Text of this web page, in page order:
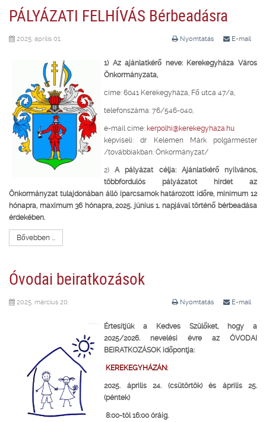
PÁLYÁZATI FELHÍVÁS Bérbeadásra
Nyomtatás E-mail
2025. április 01.
1) Az ajánlatkérő neve: Kerekegyháza Város
Önkormányzata,
címe: 6041 Kerekegyháza, Fő utca 47/a,
telefonszáma: 76/546-040,
e-mail címe: kerpolhi@kerekegyhaza.hu
képviseli: dr Kelemen Márk polgármester
/továbbiakban: Önkormányzat/
2)A pályázat célja: Ajánlatkérő nyilvános,
többfordulós pályázatot hirdet az
Önkormányzat tulajdonában álló iparcsarnok határozott időre, minimum 12
hónapra, maximum 36 hónapra, 2025. június 1. napjával történő bérbeadása
érdekében.
Bővebben ...
Óvodai beiratkozások
Nyomtatás E-mail
2025. március 20.
Értesítjük a Kedves Szülőket, hogy a
2025/2026. nevelési évre az ÓVODAI
BEIRATKOZÁSOK időpontja:
KEREKEGYHÁZÁN:
2025. április 24. (csütörtök) és április 25.
(péntek)
8:00-tól 16:00 óráig.